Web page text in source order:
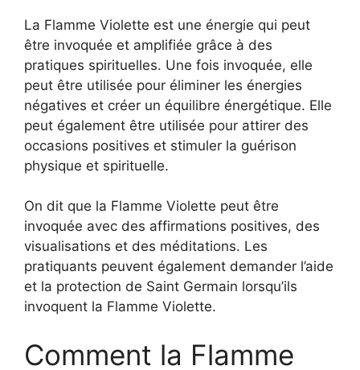
La Flamme Violette est une énergie qui peut
être invoquée et amplifiée grâce à des
pratiques spirituelles. Une fois invoquée, elle
peut être utilisée pour éliminer les énergies
négatives et créer un équilibre énergétique. Elle
peut également être utilisée pour attirer des
occasions positives et stimuler la guérison
physique et spirituelle.
On dit que la Flamme Violette peut être
invoquée avec des affirmations positives, des
visualisations et des méditations. Les
pratiquants peuvent également demander l’aide
et la protection de Saint Germain lorsqu’ils
invoquent la Flamme Violette.
Comment la Flamme